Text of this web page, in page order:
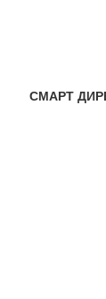
СМАРТ